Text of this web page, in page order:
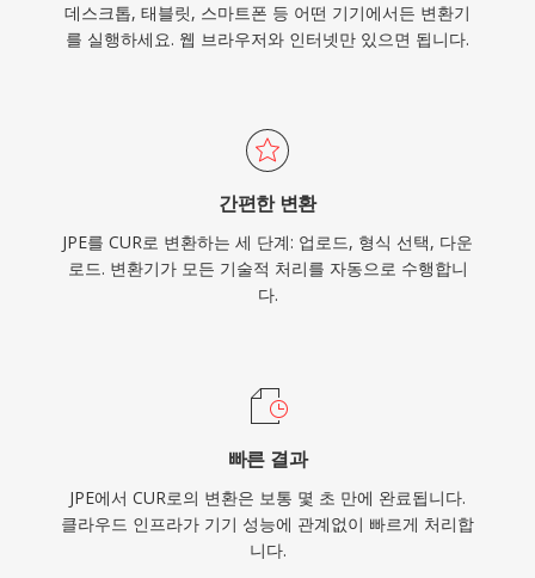
데스크톱, 태블릿, 스마트폰 등 어떤 기기에서든 변환기
를 실행하세요. 웹 브라우저와 인터넷만 있으면 됩니다.
간편한 변환
JPE를 CUR로 변환하는 세 단계: 업로드, 형식 선택, 다운
로드. 변환기가 모든 기술적 처리를 자동으로 수행합니
다.
빠른 결과
JPE에서 CUR로의 변환은 보통 몇 초 만에 완료됩니다.
클라우드 인프라가 기기 성능에 관계없이 빠르게 처리합
니다.